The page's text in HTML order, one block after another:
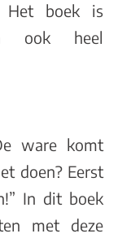
Het boek is
ook heel
ware komt
doen? Eerst
In dit boek
met deze